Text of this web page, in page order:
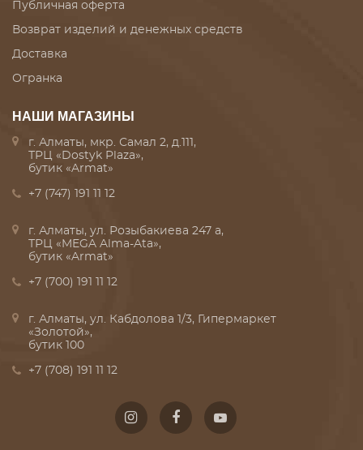
Публичная оферта
Возврат изделий и денежных средств
Доставка
Огранка
НАШИ МАГАЗИНЫ
г. Алматы, мкр. Самал 2, д.111,
ТРЦ «Dostyk Plaza»,
бутик «Armat»
+7 (747) 191 11 12
г. Алматы, ул. Розыбакиева 247 а,
ТРЦ «MEGA Alma-Ata»,
бутик «Armat»
+7 (700) 191 11 12
г. Алматы, ул. Кабдолова 1/3, Гипермаркет
«Золотой»,
бутик 100
+7 (708) 191 11 12